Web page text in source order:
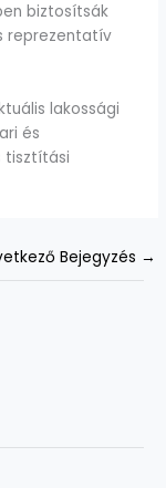
biztosítsák
reprezentatív
lakossági
és
tisztítási
Bejegyzés →